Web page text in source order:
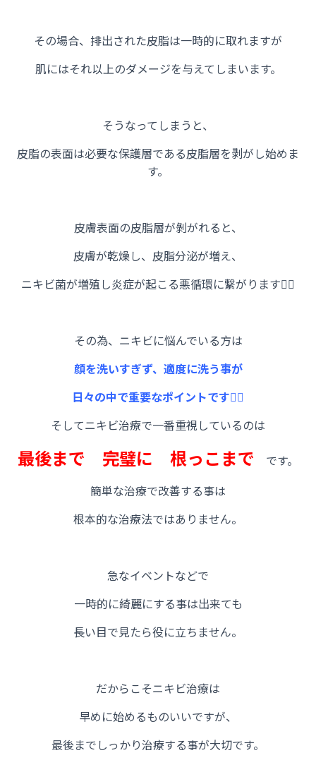
その場合、排出された皮脂は一時的に取れますが
肌にはそれ以上のダメージを与えてしまいます。
そうなってしまうと、
皮脂の表面は必要な保護層である皮脂層を剥がし始めま
す。
皮膚表面の皮脂層が剝がれると、
皮膚が乾燥し、皮脂分泌が増え、
ニキビ菌が増殖し炎症が起こる悪循環に繋がります🙅‍♀️
その為、ニキビに悩んでいる方は
顔を洗いすぎず、適度に洗う事が
日々の中で重要なポイントです🙋‍♀️
そしてニキビ治療で一番重視しているのは
最後まで 完璧に 根っこまで
です。
簡単な治療で改善する事は
根本的な治療法ではありません。
急なイベントなどで
一時的に綺麗にする事は出来ても
長い目で見たら役に立ちません。
だからこそニキビ治療は
早めに始めるものいいですが、
最後までしっかり治療する事が大切です。